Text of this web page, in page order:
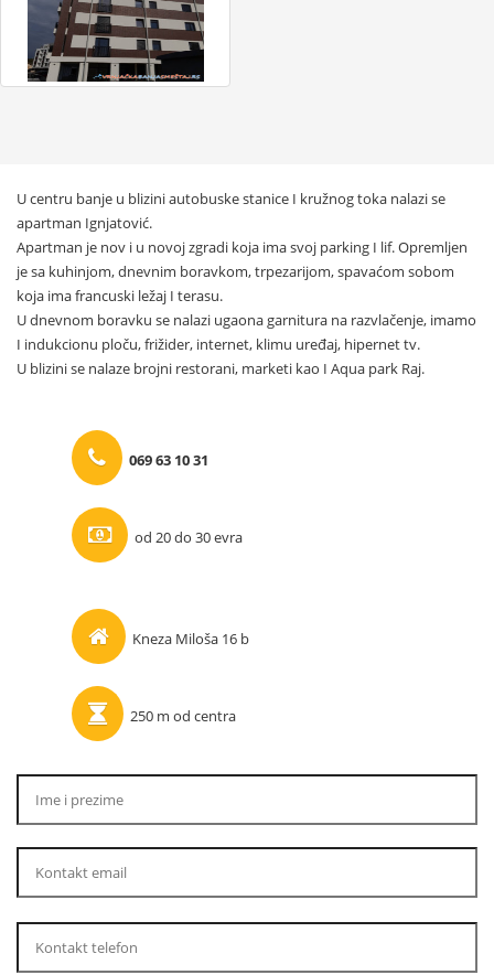
U centru banje u blizini autobuske stanice I kružnog toka nalazi se
apartman Ignjatović.
Apartman je nov i u novoj zgradi koja ima svoj parking I lif. Opremljen
je sa kuhinjom, dnevnim boravkom, trpezarijom, spavaćom sobom
koja ima francuski ležaj I terasu.
U dnevnom boravku se nalazi ugaona garnitura na razvlačenje, imamo
I indukcionu ploču, frižider, internet, klimu uređaj, hipernet tv.
U blizini se nalaze brojni restorani, marketi kao I Aqua park Raj.
069 63 10 31
od 20 do 30 evra
Kneza Miloša 16 b
250 m od centra